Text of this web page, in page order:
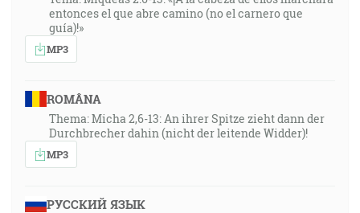
entonces el que abre camino (no el carnero que
guía)!»
MP3
ROMÂNA
Thema: Micha 2,6-13: An ihrer Spitze zieht dann der
Durchbrecher dahin (nicht der leitende Widder)!
MP3
РУССКИЙ ЯЗЫК